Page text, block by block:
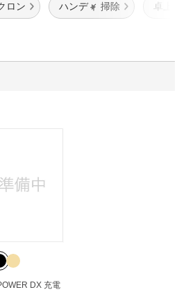
ロン ハンディ 掃除 卓上そ
DX 充電